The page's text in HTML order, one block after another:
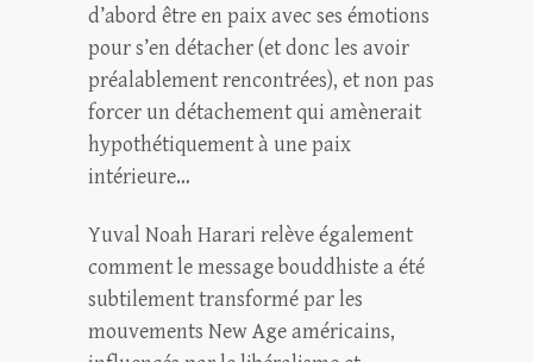
d’abord être en paix avec ses émotions
pour s’en détacher (et donc les avoir
préalablement rencontrées), et non pas
forcer un détachement qui amènerait
hypothétiquement à une paix
intérieure…
Yuval Noah Harari relève également
comment le message bouddhiste a été
subtilement transformé par les
mouvements New Age américains,